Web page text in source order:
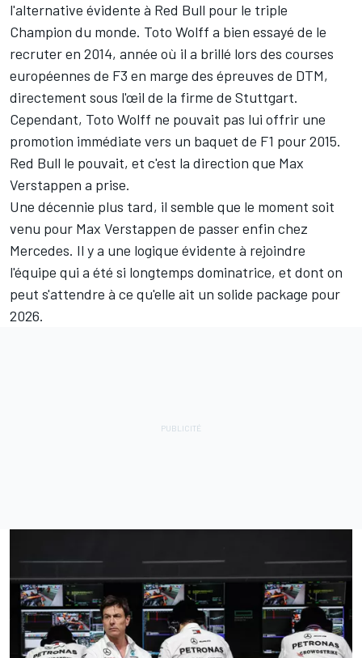
l'alternative évidente à Red Bull pour le triple
Champion du monde. Toto Wolff a bien essayé de le
recruter en 2014, année où il a brillé lors des courses
européennes de F3 en marge des épreuves de DTM,
directement sous l'œil de la firme de Stuttgart.
Cependant, Toto Wolff ne pouvait pas lui offrir une
promotion immédiate vers un baquet de F1 pour 2015.
Red Bull le pouvait, et c'est la direction que Max
Verstappen a prise.
Une décennie plus tard, il semble que le moment soit
venu pour Max Verstappen de passer enfin chez
Mercedes. Il y a une logique évidente à rejoindre
l'équipe qui a été si longtemps dominatrice, et dont on
peut s'attendre à ce qu'elle ait un solide package pour
2026.